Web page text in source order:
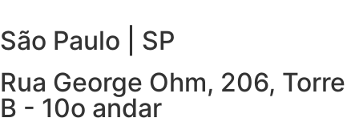
São Paulo | SP
Rua George Ohm, 206, Torre
B - 10o andar